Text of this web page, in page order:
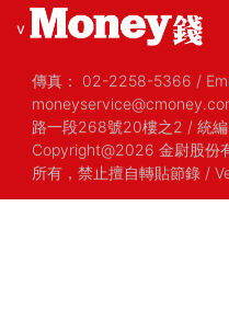
v
傳真： 02-2258-5366 /
路一段268號20樓之2 / 統
Copyright@2026 金尉股份
所有，禁止擅自轉貼節錄 /